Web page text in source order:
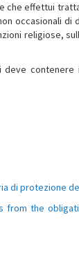
effettui
occasionali
religiose,
deve
di protezione
from the